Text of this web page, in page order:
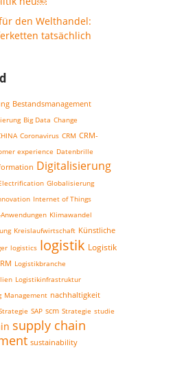
den Welthandel:
tatsächlich
Bestandsmanagement
Big Data Change
Coronavirus CRM CRM-
experience Datenbrille
Digitalisierung
Globalisierung
Internet of Things
Anwendungen Klimawandel
Kreislaufwirtschaft Künstliche
logistics logistik Logistik
Logistikbranche
Logistikinfrastruktur
Management nachhaltigkeit
SAP scm Strategie studie
supply chain
sustainability